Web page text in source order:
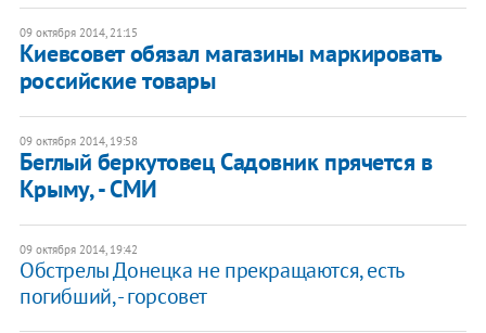
09 октября 2014, 21:15
Киевсовет обязал магазины маркировать
российские товары
09 октября 2014, 19:58
Беглый беркутовец Садовник прячется в
Крыму, - СМИ
09 октября 2014, 19:42
Обстрелы Донецка не прекращаются, есть
погибший, - горсовет